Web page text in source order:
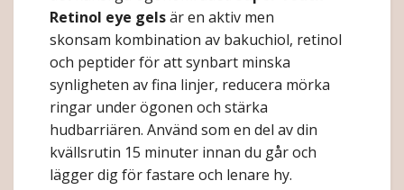
Retinol eye gelsär en aktiv men
skonsam kombination av bakuchiol, retinol
och peptider för att synbart minska
synligheten av fina linjer, reducera mörka
ringar under ögonen och stärka
hudbarriären. Använd som en del av din
kvällsrutin 15 minuter innan du går och
lägger dig för fastare och lenare hy.